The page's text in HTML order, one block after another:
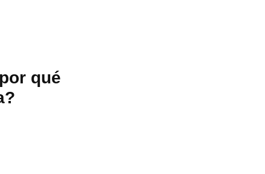
qué